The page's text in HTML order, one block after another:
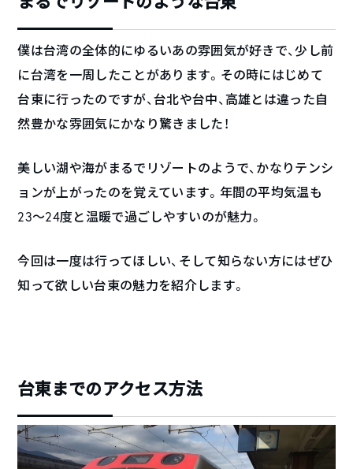
僕は台湾の全体的にゆるいあの雰囲気が好きで、少し前
に台湾を一周したことがあります。その時にはじめて
台東に行ったのですが、台北や台中、高雄とは違った自
然豊かな雰囲気にかなり驚きました！
美しい湖や海がまるでリゾートのようで、かなりテンシ
ョンが上がったのを覚えています。年間の平均気温も
23〜24度と温暖で過ごしやすいのが魅力。
今回は一度は行ってほしい、そして知らない方にはぜひ
知って欲しい台東の魅力を紹介します。
台東までのアクセス方法